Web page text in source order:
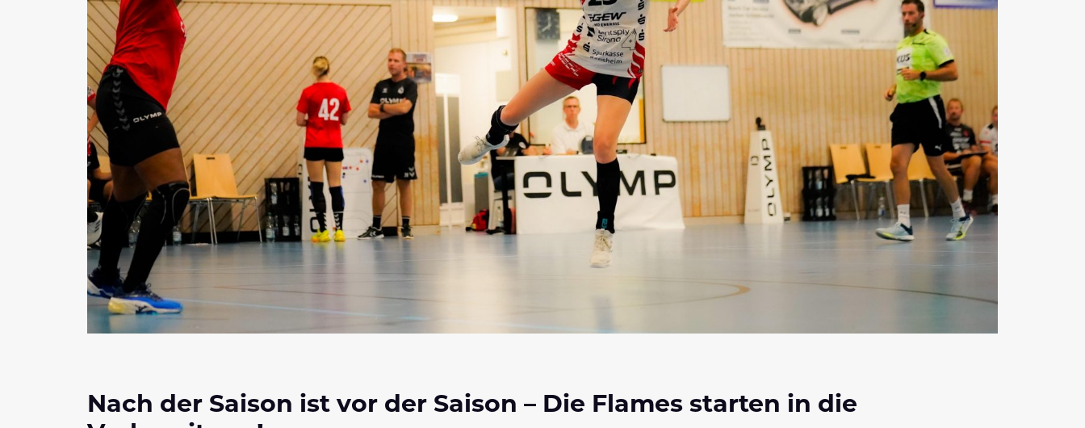
Nach der Saison ist vor der Saison – Die Flames starten in die